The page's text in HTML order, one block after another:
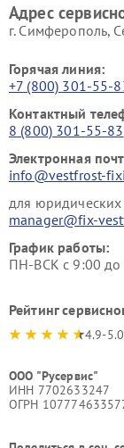
Адрес
г. Симферополь,
Горячая линия:
+7 (800) 301-55-
Контактный
8 (800) 301-55-83
Электронная
info@vestfrost-
для
manager@fix-
График работы:
ПН-ВСК с 9:00 до
Рейтинг
4.9-5.0
ООО "Русервис"
ИНН 7702633247
ОГРН